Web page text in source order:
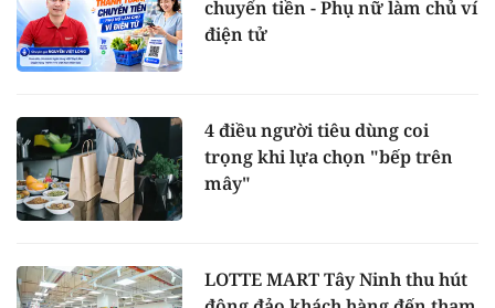
chuyển tiền - Phụ nữ làm chủ ví
điện tử
4 điều người tiêu dùng coi
trọng khi lựa chọn "bếp trên
mây"
LOTTE MART Tây Ninh thu hút